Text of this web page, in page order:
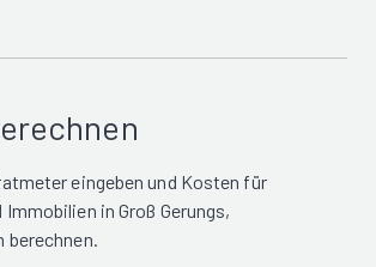
eingeben und Kosten für
in Groß Gerungs,
berechnen.